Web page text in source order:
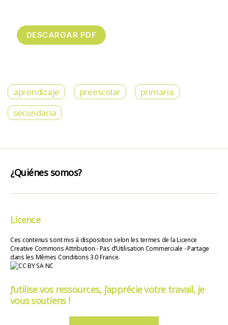
aprendizaje preescolar
primaria
secundaria
¿Quiénes somos?
Licence
Ces contenus sont mis à disposition selon les termes de la Licence
Creative Commons Attribution - Pas d’Utilisation Commerciale - Partage
dans les Mêmes Conditions 3.0 France.
J’utilise vos ressources, j’apprécie votre travail, je
vous soutiens !